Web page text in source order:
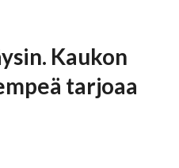
Kaukon
tarjoaa